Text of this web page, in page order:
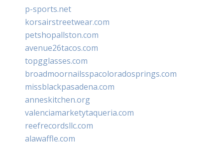
p-sports.net
korsairstreetwear.com
petshopallston.com
avenue26tacos.com
topgglasses.com
broadmoornailsspacoloradosprings.com
missblackpasadena.com
anneskitchen.org
valenciamarketytaqueria.com
reefrecordsllc.com
alawaffle.com